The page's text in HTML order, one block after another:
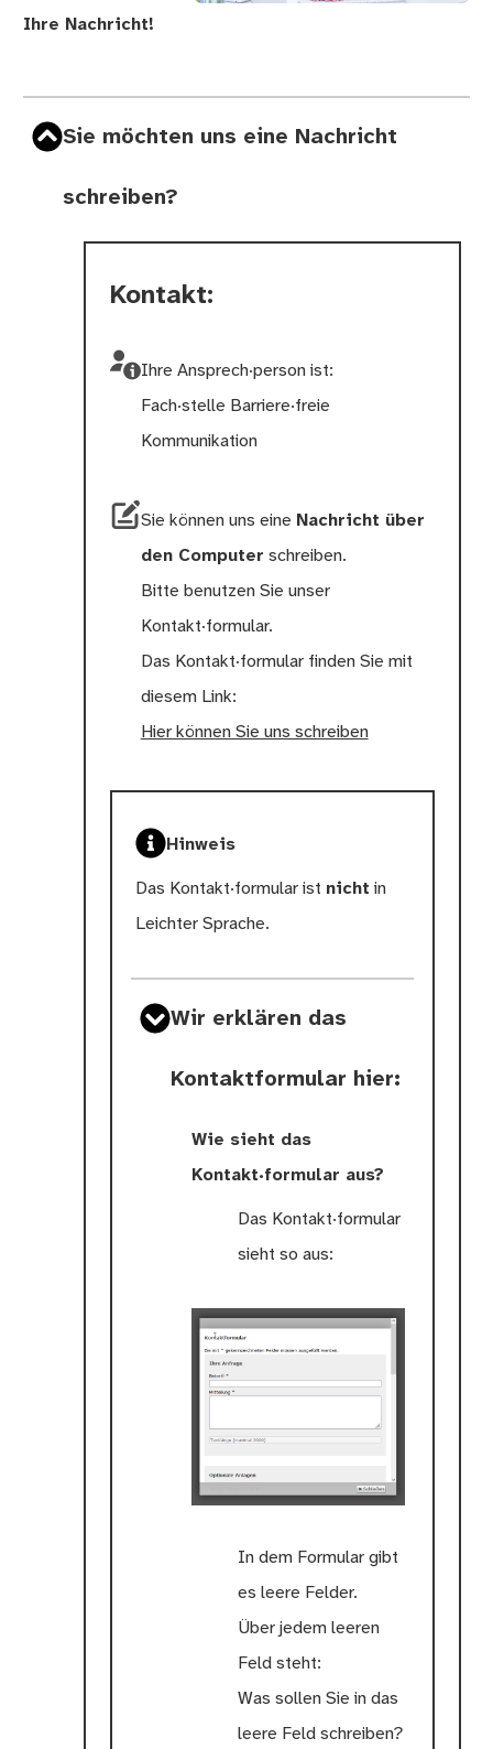
Ihre Nachricht!
Sie möchten uns eine Nachricht
schreiben?
Kontakt:
Ihre Ansprech·person ist:
Fach·stelle Barriere·freie
Kommunikation
Sie können uns eine Nachricht über
den Computer schreiben.
Bitte benutzen Sie unser
Kontakt∙formular.
Das Kontakt∙formular finden Sie mit
diesem Link:
Hier können Sie uns schreiben
Hinweis
Das Kontakt·formular ist nicht in
Leichter Sprache.
Wir erklären das
Kontaktformular hier:
Wie sieht das
Kontakt·formular aus?
Das Kontakt·formular
sieht so aus:
In dem Formular gibt
es leere Felder.
Über jedem leeren
Feld steht:
Was sollen Sie in das
leere Feld schreiben?